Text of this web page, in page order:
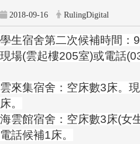
2018-09-16 RulingDigital
學生宿舍第二次候補時間：
現場(雲起樓205室)或電話
雲來集宿舍：空床數3床。
床。
海雲館宿舍：空床數3床(女
電話候補1床。